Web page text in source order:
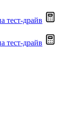
тест-драйв
тест-драйв